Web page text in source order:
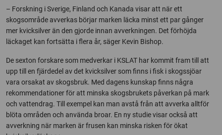
– Forskning i Sverige, Finland och Kanada visar att när ett
skogsområde avverkas börjar marken läcka minst ett par gånger
mer kvicksilver än den gjorde innan avverkningen. Det förhöjda
läckaget kan fortsätta i flera år, säger Kevin Bishop.
De sexton forskare som medverkar i KSLAT har kommit fram till att
upp till en fjärdedel av det kvicksilver som finns i fisk i skogssjöar
vara orsakat av skogsbruk. Med dagens kunskap finns några
rekommendationer för att minska skogsbrukets påverkan på mark
och vattendrag. Till exempel kan man avstå från att avverka alltför
blöta områden och använda broar. En ny studie visar också att
avverkning när marken är frusen kan minska risken för ökat